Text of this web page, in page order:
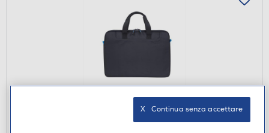
RIVACASE - 8037 BORSA PER NOTEBOOK 15.6"
X   Continua senza accettare